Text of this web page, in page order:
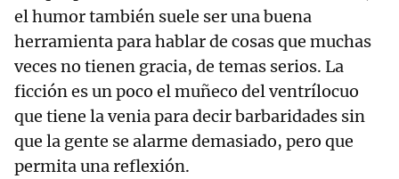
el humor también suele ser una buena
herramienta para hablar de cosas que muchas
veces no tienen gracia, de temas serios. La
ficción es un poco el muñeco del ventrílocuo
que tiene la venia para decir barbaridades sin
que la gente se alarme demasiado, pero que
permita una reflexión.